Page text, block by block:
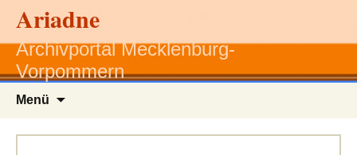
Ariadne
Archivportal Mecklenburg-
Vorpommern
Menü